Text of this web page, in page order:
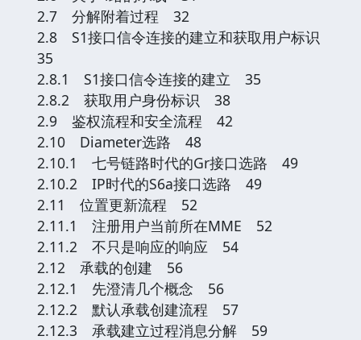
2.7 分解附着过程 32
2.8 S1接口信令连接的建立和获取用户标识
35
2.8.1 S1接口信令连接的建立 35
2.8.2 获取用户身份标识 38
2.9 鉴权流程和安全流程 42
2.10 Diameter选路 48
2.10.1 七号链路时代的Gr接口选路 49
2.10.2 IP时代的S6a接口选路 49
2.11 位置更新流程 52
2.11.1 注册用户当前所在MME 52
2.11.2 不只是响应的响应 54
2.12 承载的创建 56
2.12.1 先澄清几个概念 56
2.12.2 默认承载创建流程 57
2.12.3 承载建立过程消息分解 59